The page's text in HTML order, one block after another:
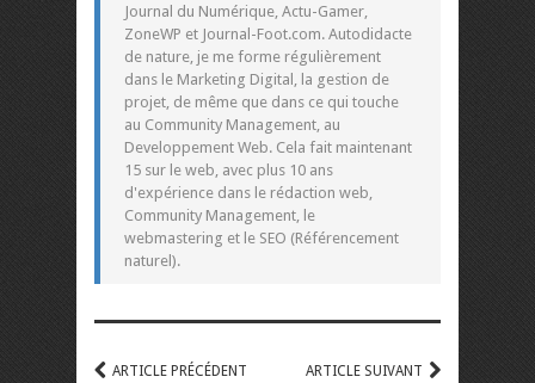
Journal du Numérique, Actu-Gamer,
ZoneWP et Journal-Foot.com. Autodidacte
de nature, je me forme régulièrement
dans le Marketing Digital, la gestion de
projet, de même que dans ce qui touche
au Community Management, au
Developpement Web. Cela fait maintenant
15 sur le web, avec plus 10 ans
d'expérience dans le rédaction web,
Community Management, le
webmastering et le SEO (Référencement
naturel).
ARTICLE PRÉCÉDENT ARTICLE SUIVANT